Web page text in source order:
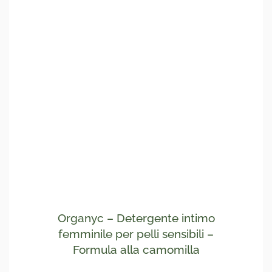
Organyc – Detergente intimo
femminile per pelli sensibili –
Formula alla camomilla